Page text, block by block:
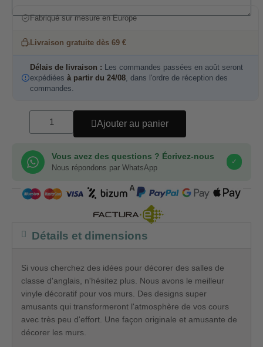
Fabriqué sur mesure en Europe
Livraison gratuite dès 69 €
Délais de livraison : Les commandes passées en août seront
expédiées à partir du 24/08 , dans l'ordre de réception des
commandes.
Ajouter au panier
Vous avez des questions ? Écrivez-nous
Nous répondons par WhatsApp
✓
COMPRA SEGURA
Détails et dimensions
Si vous cherchez des idées pour décorer des salles de
classe d'anglais, n'hésitez plus. Nous avons le meilleur
vinyle décoratif pour vos murs. Des designs super
amusants qui transformeront l'atmosphère de vos cours
avec très peu d'effort. Une façon originale et amusante de
décorer les murs.